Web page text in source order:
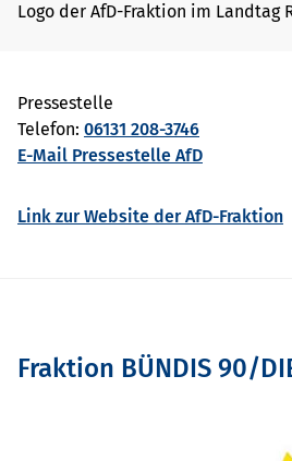
Logo der AfD-Fraktion im Landtag
Pressestelle
Telefon: 06131 208-3746
E-Mail Pressestelle AfD
Link zur Website der AfD-Fraktion
Fraktion BÜNDIS 90/